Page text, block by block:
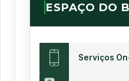
ESPAÇO DO
Serviços